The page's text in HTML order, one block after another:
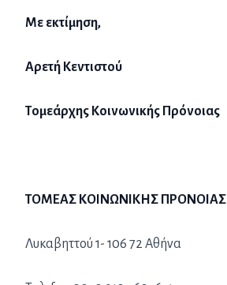
Με εκτίμηση,
Αρετή Κεντιστού
Τομεάρχης Κοινωνικής Πρόνοιας
ΤΟΜΕΑΣ ΚΟΙΝΩΝΙΚΗΣ ΠΡΟΝΟΙΑΣ
Λυκαβηττού 1- 106 72 Αθήνα